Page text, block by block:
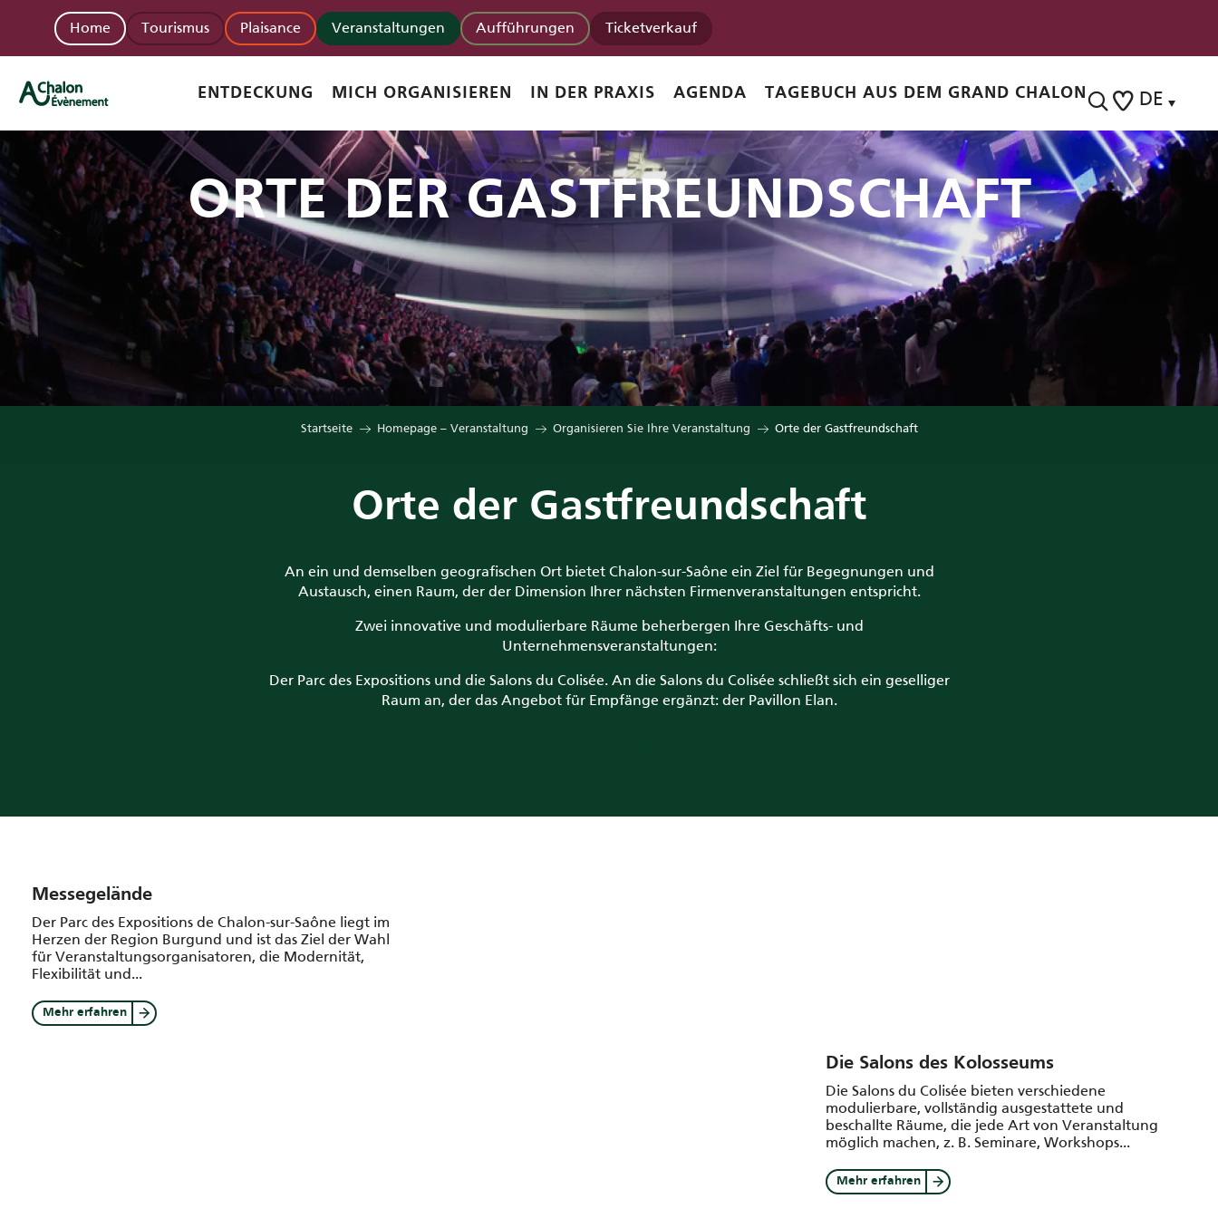
contenu
Voir les favoris
Suche
DE
Home Tourismus Plaisance Veranstaltungen Aufführungen Ticketverkauf
ENTDECKUNG MICH ORGANISIEREN IN DER PRAXIS AGENDA TAGEBUCH AUS DEM GRAND CHALON
ORTE DER GASTFREUNDSCHAFT
Startseite Homepage – Veranstaltung Organisieren Sie Ihre Veranstaltung Orte der Gastfreundschaft
Orte der Gastfreundschaft
An ein und demselben geografischen Ort bietet Chalon-sur-Saône ein Ziel für Begegnungen und
Austausch, einen Raum, der der Dimension Ihrer nächsten Firmenveranstaltungen entspricht.
Zwei innovative und modulierbare Räume beherbergen Ihre Geschäfts- und
Unternehmensveranstaltungen:
Der Parc des Expositions und die Salons du Colisée. An die Salons du Colisée schließt sich ein geselliger
Raum an, der das Angebot für Empfänge ergänzt: der Pavillon Elan.
Messegelände
Der Parc des Expositions de Chalon-sur-Saône liegt im
Herzen der Region Burgund und ist das Ziel der Wahl
für Veranstaltungsorganisatoren, die Modernität,
Flexibilität und...
Mehr erfahren
Die Salons des Kolosseums
Die Salons du Colisée bieten verschiedene
modulierbare, vollständig ausgestattete und
beschallte Räume, die jede Art von Veranstaltung
möglich machen, z. B. Seminare, Workshops...
Mehr erfahren